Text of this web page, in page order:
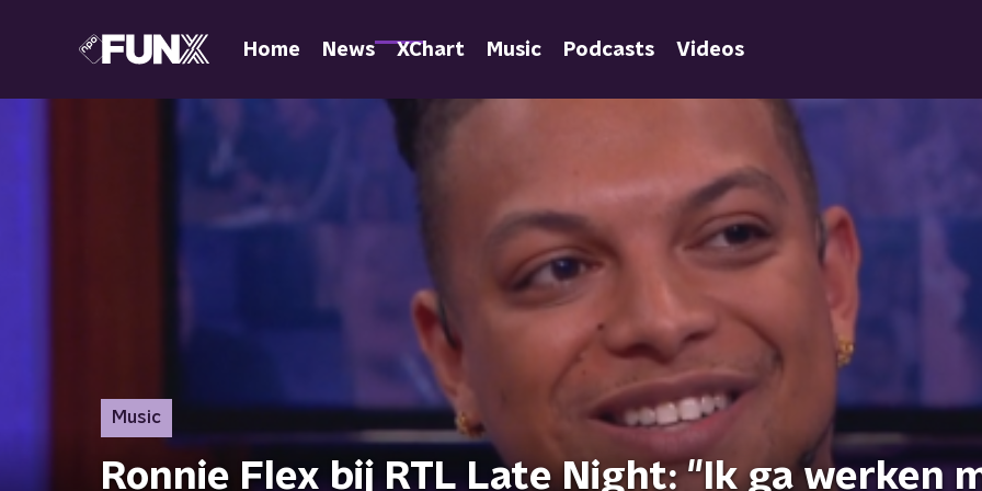
Home News XChart Music Podcasts Videos
Music
Ronnie Flex bij RTL Late Night: "Ik ga werken